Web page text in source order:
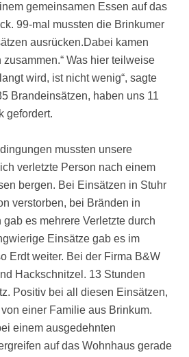
gemeinsamen Essen auf das
99-mal mussten die Brinkumer
ausrücken.Dabei kamen
Was hier teilweise
wird, ist nicht wenig“, sagte
Brandeinsätzen, haben uns 11
gefordert.
mussten unsere
verletzte Person nach einem
bergen. Bei Einsätzen in Stuhr
verstorben, bei Bränden in
es mehrere Verletzte durch
Einsätze gab es im
Erdt weiter. Bei der Firma B&W
Hackschnitzel. 13 Stunden
Positiv bei all diesen Einsätzen,
einer Familie aus Brinkum.
einem ausgedehnten
auf das Wohnhaus gerade